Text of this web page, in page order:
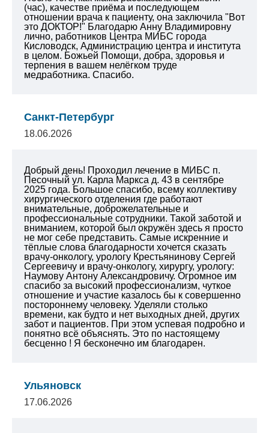
(час), качестве приёма и последующем
отношении врача к пациенту, она заключила "Вот
это ДОКТОР!" Благодарю Анну Владимировну
лично, работников Центра МИБС города
Кисловодск, Администрацию центра и института
в целом. Божьей Помощи, добра, здоровья и
терпения в вашем нелёгком труде
медработника. Спасибо.
Санкт-Петербург
18.06.2026
Добрый день! Проходил лечение в МИБС п.
Песочный ул. Карла Маркса д. 43 в сентябре
2025 года. Большое спасибо, всему коллективу
хирургического отделения где работают
внимательные, доброжелательные и
профессиональные сотрудники. Такой заботой и
вниманием, которой был окружён здесь я просто
не мог себе представить. Самые искренние и
тёплые слова благодарности хочется сказать
врачу-онкологу, урологу Крестьянинову Сергей
Сергеевичу и врачу-онкологу, хирургу, урологу:
Наумову Антону Александровичу. Огромное им
спасибо за высокий профессионализм, чуткое
отношение и участие казалось бы к совершенно
постороннему человеку. Уделяли столько
времени, как будто и нет выходных дней, других
забот и пациентов. При этом успевая подробно и
понятно всё объяснять. Это по настоящему
бесценно ! Я бесконечно им благодарен.
Ульяновск
17.06.2026